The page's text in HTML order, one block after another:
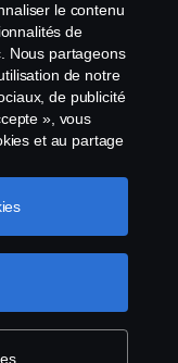
le contenu
de
Nous partageons
de notre
de publicité
», vous
et au partage
cookies » et en
sur la